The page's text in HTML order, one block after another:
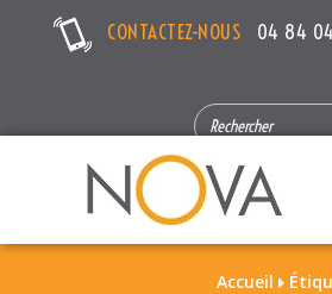
CONTACTEZ-NOUS 04 84
SEARCH
FOR:
Accueil 